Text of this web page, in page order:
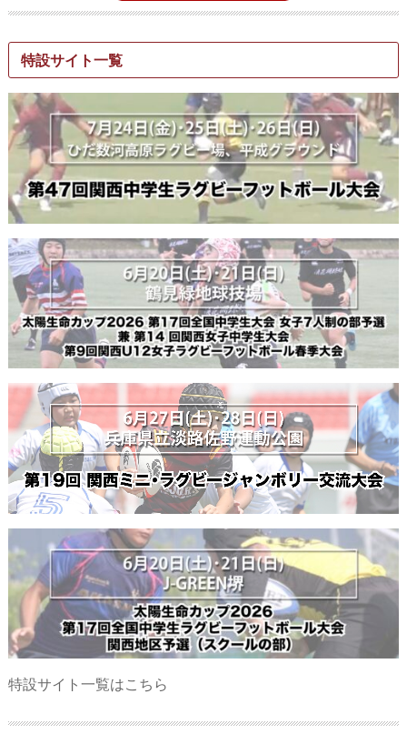
特設サイト一覧
特設サイト一覧はこちら